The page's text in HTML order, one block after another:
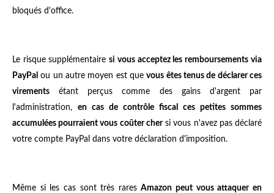
bloqués d'office.
Le risque supplémentairesi vous acceptez les remboursements via
PayPal ou un autre moyen est quevous êtes tenus de déclarer ces
virements étant perçus comme des gains d'argent par
l'administration, en cas de contrôle fiscal ces petites sommes
accumulées pourraient vous coûter chersi vous n'avez pas déclaré
votre compte PayPal dans votre déclaration d'imposition.
Même si les cas sont très raresAmazon peut vous attaquer en